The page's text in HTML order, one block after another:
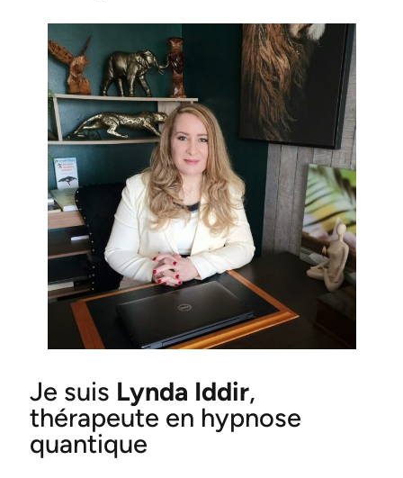
Je suis Lynda Iddir,
thérapeute en hypnose
quantique